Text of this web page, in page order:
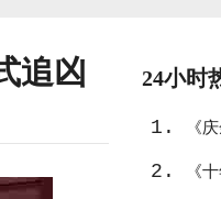
追凶 24小时
1. 《
2. 《